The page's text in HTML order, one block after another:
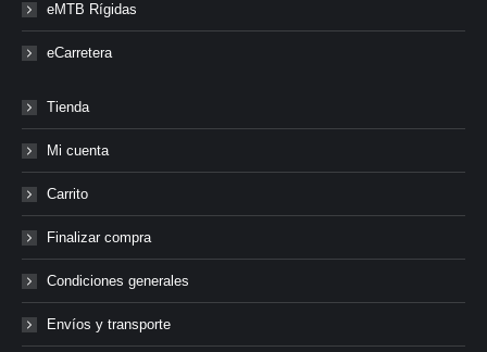
eMTB Rígidas
eCarretera
Tienda
Mi cuenta
Carrito
Finalizar compra
Condiciones generales
Envíos y transporte